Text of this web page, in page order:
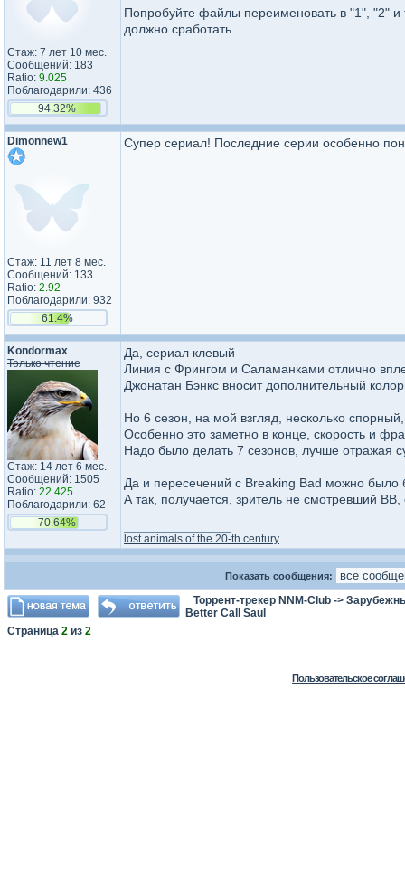
Стаж: 7 лет 10 мес.
Сообщений: 183
Ratio: 9.025
Поблагодарили: 436
94.32%
Попробуйте файлы переименовать в "1", "2" и
должно сработать.
Dimonnew1
Стаж: 11 лет 8 мес.
Сообщений: 133
Ratio: 2.92
Поблагодарили: 932
61.4%
Супер сериал! Последние серии особенно
Kondormax
Только чтение
Стаж: 14 лет 6 мес.
Сообщений: 1505
Ratio: 22.425
Поблагодарили: 62
70.64%
Да, сериал клевый
Линия с Фрингом и Саламанками отлично
Джонатан Бэнкс вносит дополнительный
Но 6 сезон, на мой взгляд, несколько
Особенно это заметно в конце, скорость и
Надо было делать 7 сезонов, лучше отражая
Да и пересечений с Breaking Bad можно было
А так, получается, зритель не смотревший BB,
lost animals of the 20-th century
Показать сообщения:
Торрент-трекер NNM-Club ->
Better Call Saul
Страница 2 из 2
Пользовательское